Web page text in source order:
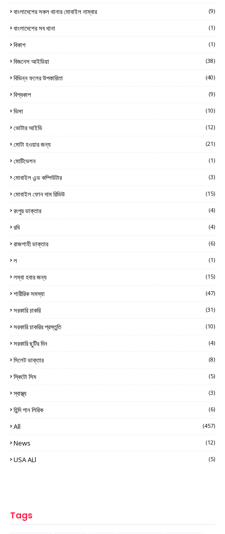
বাংলাদেশের সকল থানার মোবাইল নাম্বার (9)
বাংলাদেশের সব থানা (1)
বিকাশ (1)
বিজনেস আইডিয়া (38)
বিভিন্ন ফলের উপকারিতা (40)
বিশ্বকাপ (9)
ভিসা (10)
ভোটার আইডি (12)
মোটা হওয়ার জন্য (21)
মোটিভেশন (1)
মোবাইল এন্ড কম্পিউটার (3)
মোবাইল ফোন দাম রিভিউ (15)
রংপুর ডাক্তার (4)
রবি (4)
রাজশাহী ডাক্তার (6)
ল (1)
লম্বা হবার জন্য (15)
শারীরিক সমস্যা (47)
সরকারি চাকরি (31)
সরকারি চাকরির প্রস্তুতি (10)
সরকারি ছুটির দিন (4)
সিলেট ডাক্তার (8)
স্কিটো সিম (5)
স্বাস্থ্য (3)
হিন্দি গান লিরিক (6)
All (457)
News (12)
USA ALl (5)
Tags